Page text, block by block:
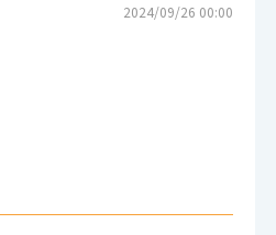
2024/09/26 00:00